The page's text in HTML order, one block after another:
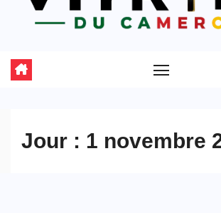
Jour : 1 novembre